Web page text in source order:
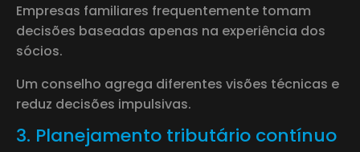
Empresas familiares frequentemente tomam
decisões baseadas apenas na experiência dos
sócios.
Um conselho agrega diferentes visões técnicas e
reduz decisões impulsivas.
3. Planejamento tributário contínuo